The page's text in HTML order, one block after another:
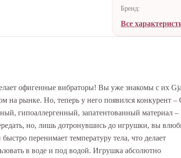
Бренд:
Все
офигенные вибраторы! Вы уже знакомы с их
на рынке. Но, теперь у него появился конкурент –
гипоаллергенный, запатентованный материал
но, лишь дотронувшись до игрушки, вы
перенимает температуру тела, что делает
в воде и под водой. Игрушка абсолютно